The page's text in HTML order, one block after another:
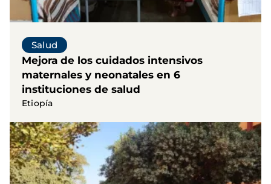
Salud
Mejora de los cuidados intensivos
maternales y neonatales en 6
instituciones de salud
Etiopía